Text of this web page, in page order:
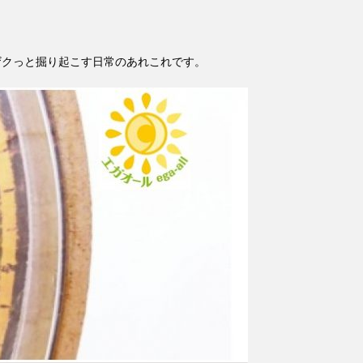
と掘り起こす日常のあれこれです。